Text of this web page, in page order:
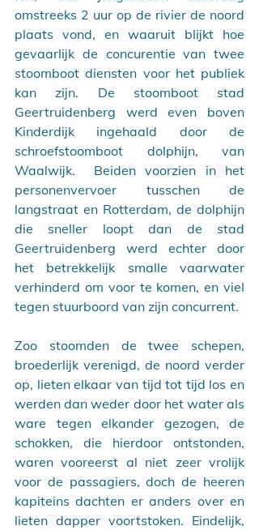
omstreeks 2 uur op de rivier de noord
plaats vond, en waaruit blijkt hoe
gevaarlijk de concurentie van twee
stoomboot diensten voor het publiek
kan zijn. De stoomboot stad
Geertruidenberg werd even boven
Kinderdijk ingehaald door de
schroefstoomboot dolphijn, van
Waalwijk.  Beiden voorzien in het
personenvervoer tusschen de
langstraat en Rotterdam, de dolphijn
die sneller loopt dan de stad
Geertruidenberg werd echter door
het betrekkelijk smalle vaarwater
verhinderd om voor te komen, en viel
tegen stuurboord van zijn concurrent.
Zoo stoomden de twee schepen,
broederlijk verenigd, de noord verder
op, lieten elkaar van tijd tot tijd los en
werden dan weder door het water als
ware tegen elkander gezogen, de
schokken, die hierdoor ontstonden,
waren vooreerst al niet zeer vrolijk
voor de passagiers, doch de heeren
kapiteins dachten er anders over en
lieten dapper voortstoken. Eindelijk,